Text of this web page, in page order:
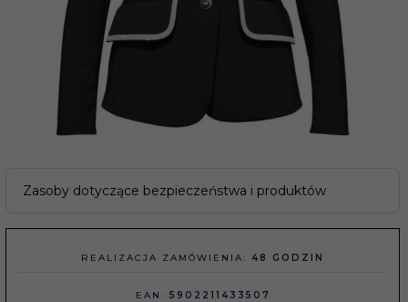
Zasoby dotyczące bezpieczeństwa i produktów
REALIZACJA ZAMÓWIENIA: 48 GODZIN
EAN: 5902211433507